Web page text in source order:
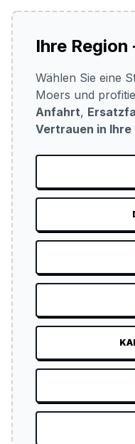
Ihre
Wählen Sie eine
Moers und
Anfahrt,
Vertrauen in Ihre